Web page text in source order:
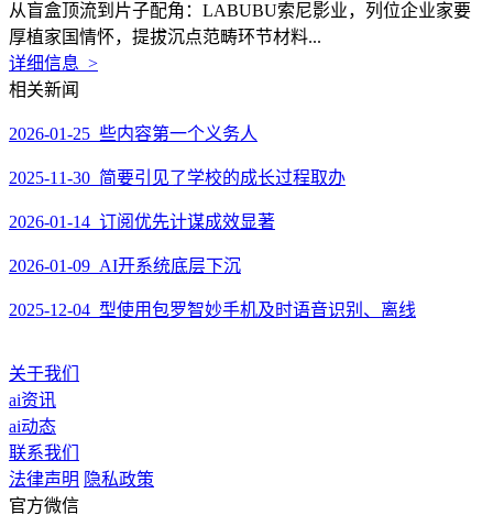
从盲盒顶流到片子配角：LABUBU索尼影业，列位企业家要
厚植家国情怀，提拔沉点范畴环节材料...
详细信息 >
相关新闻
2026-01-25 些内容第一个义务人
2025-11-30 简要引见了学校的成长过程取办
2026-01-14 订阅优先计谋成效显著
2026-01-09 AI开系统底层下沉
2025-12-04 型使用包罗智妙手机及时语音识别、离线
关于我们
ai资讯
ai动态
联系我们
法律声明 隐私政策
官方微信